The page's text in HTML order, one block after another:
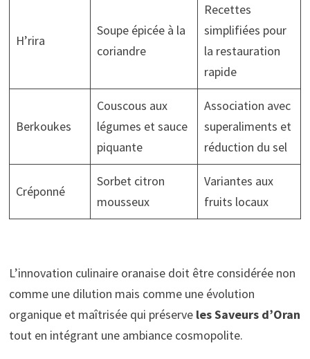
H’rira
Soupe épicée à la
coriandre
Recettes
simplifiées pour
la restauration
rapide
Berkoukes
Couscous aux
légumes et sauce
piquante
Association avec
superaliments et
réduction du sel
Créponné
Sorbet citron
mousseux
Variantes aux
fruits locaux
L’innovation culinaire oranaise doit être considérée non
comme une dilution mais comme une évolution
organique et maîtrisée qui préserve les Saveurs d’Oran
tout en intégrant une ambiance cosmopolite.